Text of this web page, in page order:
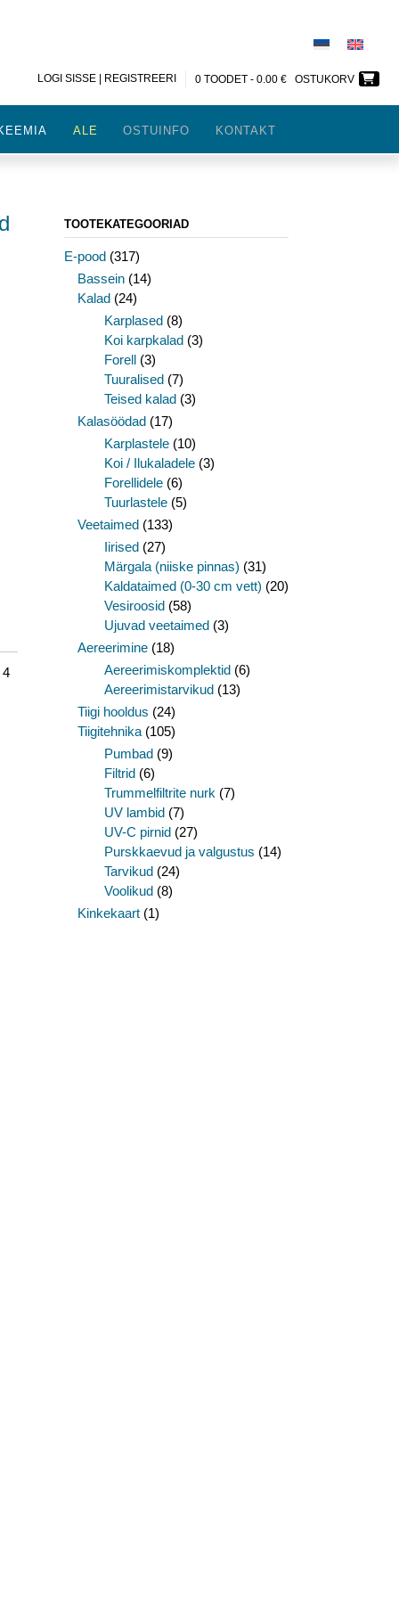
LOGI SISSE | REGISTREERI 0 TOODET - 0.00 € OSTUKORV
ALE OSTUINFO KONTAKT
4
TOOTEKATEGOORIAD
E-pood (317)
Bassein (14)
Kalad (24)
Karplased (8)
Koi karpkalad (3)
Forell (3)
Tuuralised (7)
Teised kalad (3)
Kalasöödad (17)
Karplastele (10)
Koi / Ilukaladele (3)
Forellidele (6)
Tuurlastele (5)
Veetaimed (133)
Iirised (27)
Märgala (niiske pinnas) (31)
Kaldataimed (0-30 cm vett) (20)
Vesiroosid (58)
Ujuvad veetaimed (3)
Aereerimine (18)
Aereerimiskomplektid (6)
Aereerimistarvikud (13)
Tiigi hooldus (24)
Tiigitehnika (105)
Pumbad (9)
Filtrid (6)
Trummelfiltrite nurk (7)
UV lambid (7)
UV-C pirnid (27)
Purskkaevud ja valgustus (14)
Tarvikud (24)
Voolikud (8)
Kinkekaart (1)